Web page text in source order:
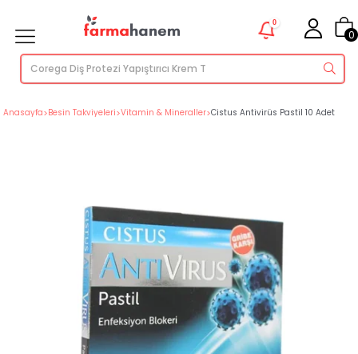
0
0
Anasayfa>Besin Takviyeleri>Vitamin & Mineraller>Cistus Antivirüs Pastil 10 Adet